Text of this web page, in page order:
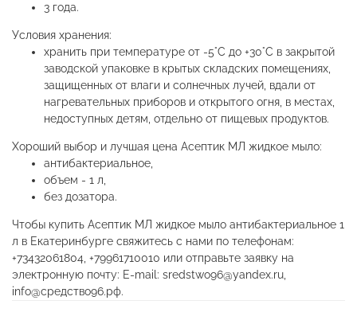
3 года.
Условия хранения:
хранить при температуре от -5°С до +30°С в закрытой
заводской упаковке в крытых складских помещениях,
защищенных от влаги и солнечных лучей, вдали от
нагревательных приборов и открытого огня, в местах,
недоступных детям, отдельно от пищевых продуктов.
Хороший выбор и лучшая цена Асептик МЛ жидкое мыло:
антибактериальное,
объем - 1 л,
без дозатора.
Чтобы купить Асептик МЛ жидкое мыло антибактериальное 1
л в Екатеринбурге свяжитесь с нами по телефонам:
+73432061804, +79961710010 или отправьте заявку на
электронную почту: E-mail: sredstwo96@yandex.ru,
info@средство96.рф.